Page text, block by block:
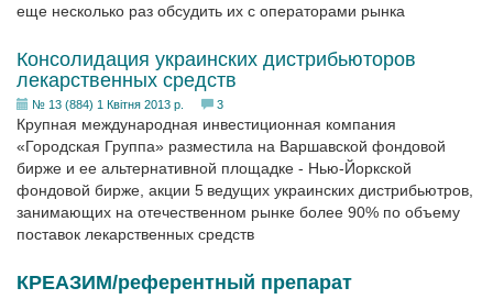
еще несколько раз обсудить их с операторами рынка
Консолидация украинских дистрибьюторов
лекарственных средств
№ 13 (884) 1 Квітня 2013 р. 3
Крупная международная инвестиционная компания
«Городская Группа» разместила на Варшавской фондовой
бирже и ее альтернативной площадке - Нью-Йоркской
фондовой бирже, акции 5 ведущих украинских дистрибьютров,
занимающих на отечественном рынке более 90% по объему
поставок лекарственных средств
КРЕАЗИМ/референтный препарат